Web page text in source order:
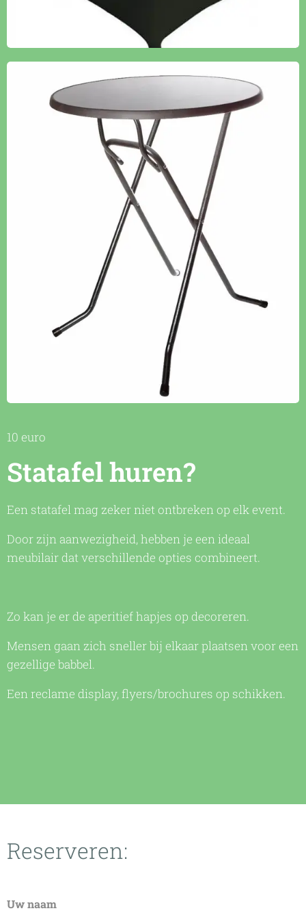
10 euro
Statafel huren?
Een statafel mag zeker niet ontbreken op elk event.
Door zijn aanwezigheid, hebben je een ideaal
meubilair dat verschillende opties combineert.
Zo kan je er de aperitief hapjes op decoreren.
Mensen gaan zich sneller bij elkaar plaatsen voor een
gezellige babbel.
Een reclame display, flyers/brochures op schikken.
Reserveren:
Uw naam